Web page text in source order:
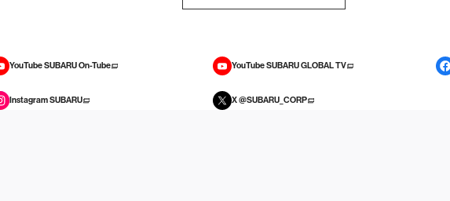
YouTube SUBARU On-Tube YouTube SUBARU GLOBAL TV
Instagram SUBARU X @SUBARU_CORP